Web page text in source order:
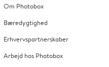
Om Photobox
Bæredygtighed
Erhvervspartnerskaber
Arbejd hos Photobox